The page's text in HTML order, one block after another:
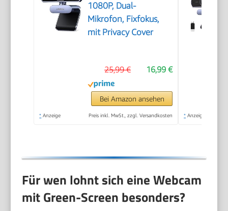
1080P, Dual-
Mikrofon, Fixfokus,
mit Privacy Cover
16,99 €
25,99 €
Bei Amazon ansehen
* Anzeige Preis inkl. MwSt., zzgl. Versandkosten * Anzeige
Für wen lohnt sich eine Webcam
mit Green-Screen besonders?